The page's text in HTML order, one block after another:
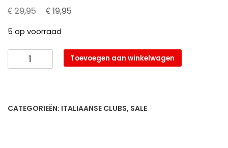
€29,95
Oorspronkelijke
was:
€ 29,95.
€19,95
€ 19,95.
5 op voorraad
Napoli
Player
L/S
Toevoegen aan winkelwagen
CATEGORIEËN: ITALIAANSE CLUBS, SALE